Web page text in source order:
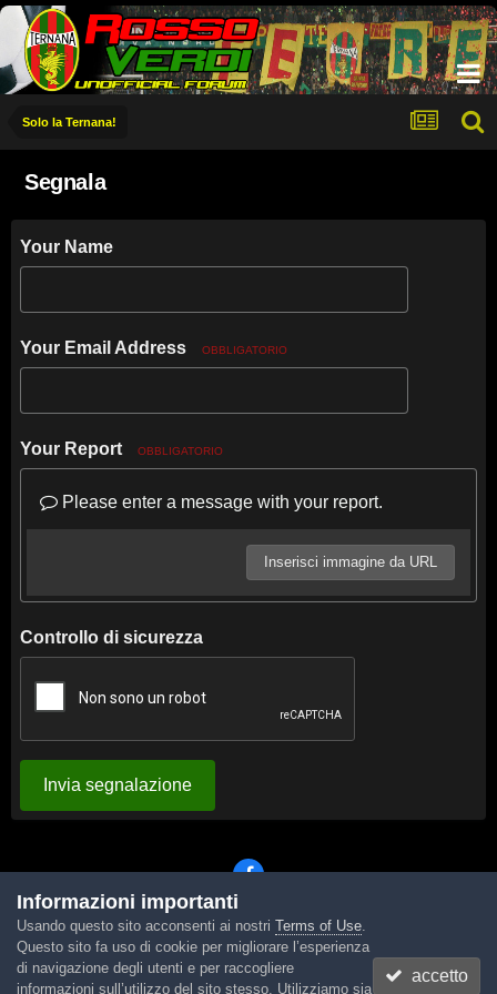
Solo la Ternana!
Segnala
Your Name
Your Email Address OBBLIGATORIO
Your Report OBBLIGATORIO
Please enter a message with your report.
Inserisci immagine da URL
Controllo di sicurezza
Invia segnalazione
Lingua Tema Contattaci Cookies
Powered by Invision Community
Informazioni importanti
Usando questo sito acconsenti ai nostri Terms of Use.
Questo sito fa uso di cookie per migliorare l’esperienza
di navigazione degli utenti e per raccogliere
informazioni sull’utilizzo del sito stesso. Utilizziamo sia
accetto